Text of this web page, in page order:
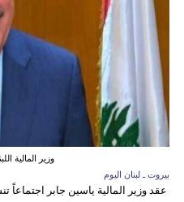
وزير المالية
بيروت ـ لبنان اليوم
عقد وزير المالية ياسين جابر اجتماعاً